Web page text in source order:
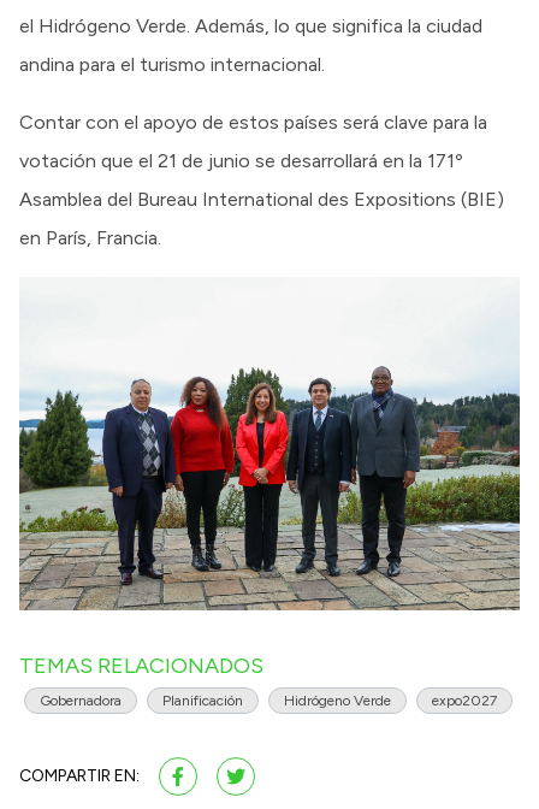
el Hidrógeno Verde. Además, lo que significa la ciudad
andina para el turismo internacional.
Contar con el apoyo de estos países será clave para la
votación que el 21 de junio se desarrollará en la 171º
Asamblea del Bureau International des Expositions (BIE)
en París, Francia.
TEMAS RELACIONADOS
Gobernadora Planificación Hidrógeno Verde expo2027
COMPARTIR EN: